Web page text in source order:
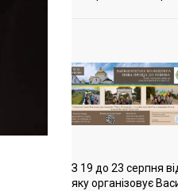
З 19 до 23 серпня
яку організовує